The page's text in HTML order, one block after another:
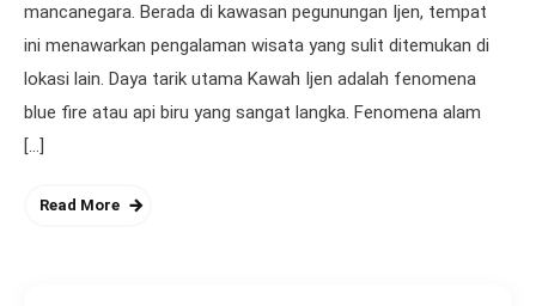
mancanegara. Berada di kawasan pegunungan Ijen, tempat
ini menawarkan pengalaman wisata yang sulit ditemukan di
lokasi lain. Daya tarik utama Kawah Ijen adalah fenomena
blue fire atau api biru yang sangat langka. Fenomena alam
[…]
Read More